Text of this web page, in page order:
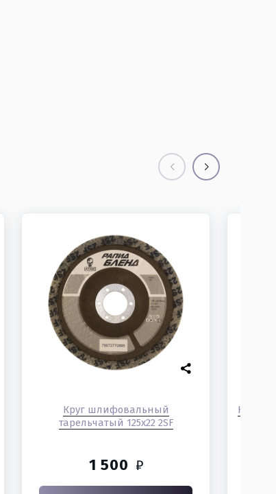
Круг шлифовальный
тарельчатый 125х22 2SF
1 500 ₽
Круг